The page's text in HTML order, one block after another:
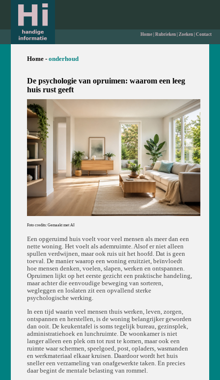
Home| Rubrieken| Zoeken| Contact
Home - onderhoud
De psychologie van opruimen: waarom een leeg
huis rust geeft
Foto credits: Gemaakt met AI
Een opgeruimd huis voelt voor veel mensen als meer dan een
nette woning. Het voelt als ademruimte. Alsof er niet alleen
spullen verdwijnen, maar ook ruis uit het hoofd. Dat is geen
toeval. De manier waarop een woning eruitziet, beïnvloedt
hoe mensen denken, voelen, slapen, werken en ontspannen.
Opruimen lijkt op het eerste gezicht een praktische handeling,
maar achter die eenvoudige beweging van sorteren,
wegleggen en loslaten zit een opvallend sterke
psychologische werking.
In een tijd waarin veel mensen thuis werken, leven, zorgen,
ontspannen en herstellen, is de woning belangrijker geworden
dan ooit. De keukentafel is soms tegelijk bureau, gezinsplek,
administratiehoek en lunchruimte. De woonkamer is niet
langer alleen een plek om tot rust te komen, maar ook een
ruimte waar schermen, speelgoed, post, opladers, wasmanden
en werkmateriaal elkaar kruisen. Daardoor wordt het huis
sneller een verzameling van onafgewerkte taken. En precies
daar begint de mentale belasting van rommel.